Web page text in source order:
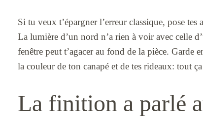
Si tu veux t’épargner l’erreur classique, pose
La lumière d’un nord n’a rien à voir avec celle
fenêtre peut t’agacer au fond de la pièce. Garde
la couleur de ton canapé et de tes rideaux: tout
La finition a parlé